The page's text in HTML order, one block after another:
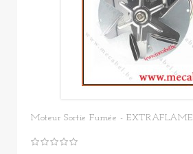
Moteur Sortie Fumée - EXTRAFLAME